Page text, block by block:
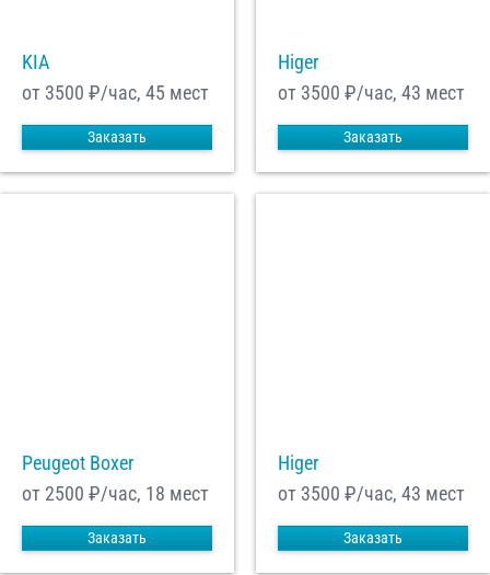
KIA
от 3500 ₽/час, 45 мест
Заказать
Higer
от 3500 ₽/час, 43 мест
Заказать
Peugeot Boxer
от 2500 ₽/час, 18 мест
Заказать
Higer
от 3500 ₽/час, 43 мест
Заказать